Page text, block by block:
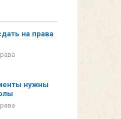
на права
нужны